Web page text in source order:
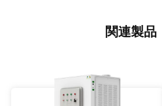
関連製品